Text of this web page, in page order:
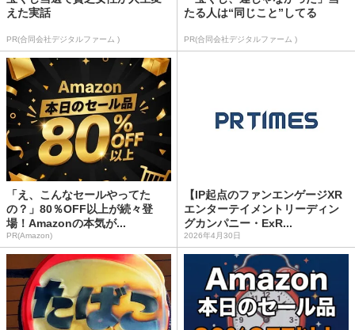
えた実話
PR(合同会社デジタルファーム )
たる人は“同じこと”してる
PR(合同会社デジタルファーム )
「え、こんなセールやってた
の？」80％OFF以上が続々登
場！Amazonの本気が...
PR(Amazon)
【IP起点のファンエンゲージXR
エンターテイメントリーディン
グカンパニー・ExR...
2026年4月30日